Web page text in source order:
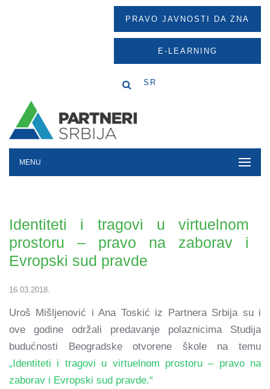
PRAVO JAVNOSTI DA ZNA
E-LEARNING
SR
MENU
Identiteti i tragovi u virtuelnom
prostoru – pravo na zaborav i
Evropski sud pravde
16.03.2018.
Uroš Mišljenović i Ana Toskić iz Partnera Srbija su i
ove godine održali predavanje polaznicima Studija
budućnosti Beogradske otvorene škole na temu
„Identiteti i tragovi u virtuelnom prostoru – pravo na
zaborav i Evropski sud pravde.“